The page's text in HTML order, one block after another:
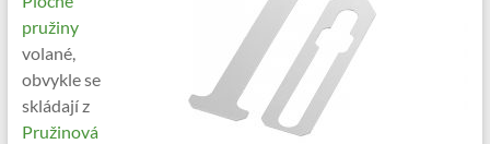
pružiny
volané,
obvykle se
skládají z
Pružinová